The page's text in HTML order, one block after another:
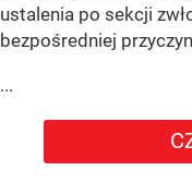
ustalenia po sekcji
bezpośredniej
...